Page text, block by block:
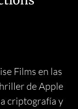
Films en las
de Apple
criptografía y